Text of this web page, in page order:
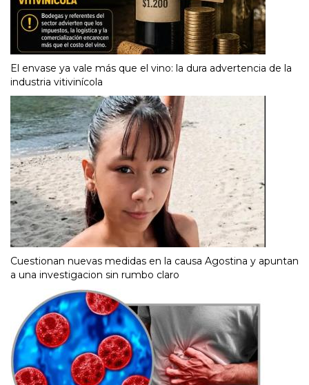
El envase ya vale más que el vino: la dura advertencia de la
industria vitivinícola
Cuestionan nuevas medidas en la causa Agostina y apuntan
a una investigacion sin rumbo claro